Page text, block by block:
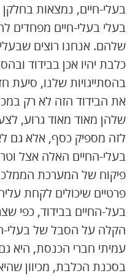
בעלי-חיים, נמצאות
בעלי בעלי-חיים מפחדים
שלהם. אנחנו רוצים
כלבת יהיו אכן בבידוד
בהסתייגויות שלנו,
את הבידוד הזה לא רק
שלהן מאוד מאוד גרוע,
לזה מספיק כסף, אלא גם
בעלי-החיים האלה אצל
פיקוח של המערכת
פרטיים שיכולים לקחת
בעל-החיים בבידוד, כפי
הקלה על הסבל של בעלי-
עמיתי חברי הכנסת, היא
בסכנת הכלבת, מכיוון